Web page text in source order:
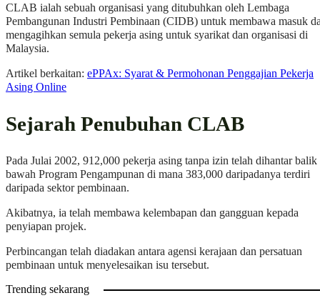
CLAB ialah sebuah organisasi yang ditubuhkan oleh Lembaga
Pembangunan Industri Pembinaan (CIDB) untuk membawa masuk
mengagihkan semula pekerja asing untuk syarikat dan organisasi di
Malaysia.
Artikel berkaitan: ePPAx: Syarat & Permohonan Penggajian Pekerja
Asing Online
Sejarah Penubuhan CLAB
Pada Julai 2002, 912,000 pekerja asing tanpa izin telah dihantar balik
bawah Program Pengampunan di mana 383,000 daripadanya terdiri
daripada sektor pembinaan.
Akibatnya, ia telah membawa kelembapan dan gangguan kepada
penyiapan projek.
Perbincangan telah diadakan antara agensi kerajaan dan persatuan
pembinaan untuk menyelesaikan isu tersebut.
Trending sekarang